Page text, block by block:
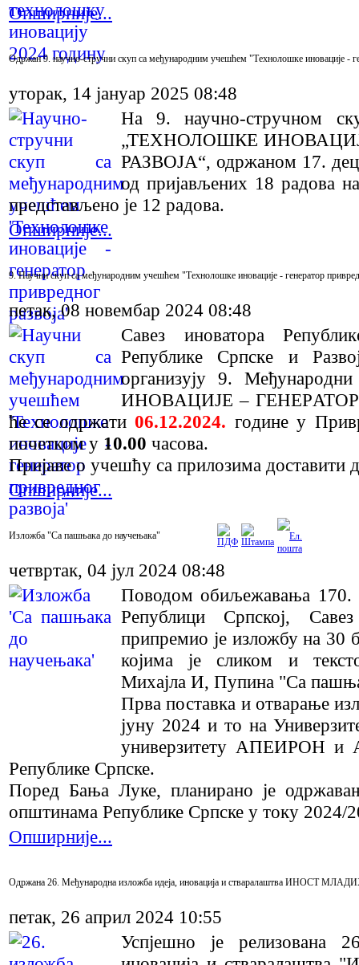
Опширније...
Одржан 9. научнo-стручни скуп са међународним учешћем "Технолошке иновације -
уторак, 14 јануар 2025 08:48
На 9. научно-стручном
„ТЕХНОЛОШКЕ
РАЗВОЈА“, одржаном 17.
од пријављених 18 радова
представљено је 12 радова.
Опширније...
9. Научни скуп са међународним учешћем "Технолошке иновације - генератор
петак, 08 новембар 2024 08:48
Сaвeз иноватора
Рeпубликe Српскe и
oргaнизуjу 9.
ИНOВAЦИJE –
ћe сe oдржaти06.12.2024. гoдинe у
пoчeткoм у 10.00 чaсoвa.
Приjaвe o учeшћу са прилозима дoстaвити
Опширније...
Изложба "Са пашњака до научењака"
четвртак, 04 јул 2024 08:48
Поводом обиљежавања
Републици Српској,
припремио је изложбу на 30
којима је сликом и
Михајла И, Пупина "Са
Прва поставка и отварање
јуну 2024 и то на
универзитету АПЕИРОН и
Републике Српске.
Поред Бања Луке, планирано је
општинама Републике Српске у току 2024/
Опширније...
Одржана 26. Међународна изложба идеја, иновација и стваралаштва ИНОСТ
петак, 26 април 2024 10:55
Успјешно је релизована